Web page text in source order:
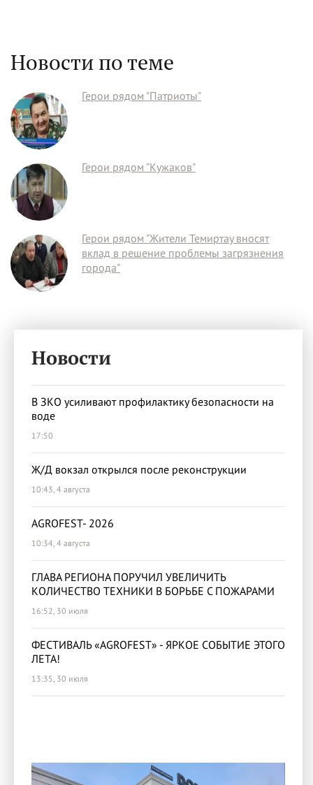
Новости по теме
Герои рядом "Патриоты"
Герои рядом "Кужаков"
Герои рядом "Жители Темиртау вносят
вклад в решение проблемы загрязнения
города"
Новости
В ЗКО усиливают профилактику безопасности на
воде
17:50
Ж/Д вокзал открылся после реконструкции
10:43, 4 августа
AGROFEST- 2026
10:34, 4 августа
ГЛАВА РЕГИОНА ПОРУЧИЛ УВЕЛИЧИТЬ
КОЛИЧЕСТВО ТЕХНИКИ В БОРЬБЕ С ПОЖАРАМИ
16:52, 30 июля
ФЕСТИВАЛЬ «AGROFEST» - ЯРКОЕ СОБЫТИЕ ЭТОГО
ЛЕТА!
13:35, 30 июля